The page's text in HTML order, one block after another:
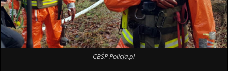
CBŚP Policja.pl